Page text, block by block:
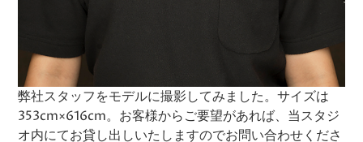
弊社スタッフをモデルに撮影してみました。サイズは
353cm×616cm。お客様からご要望があれば、当スタジ
オ内にてお貸し出しいたしますのでお問い合わせくださ